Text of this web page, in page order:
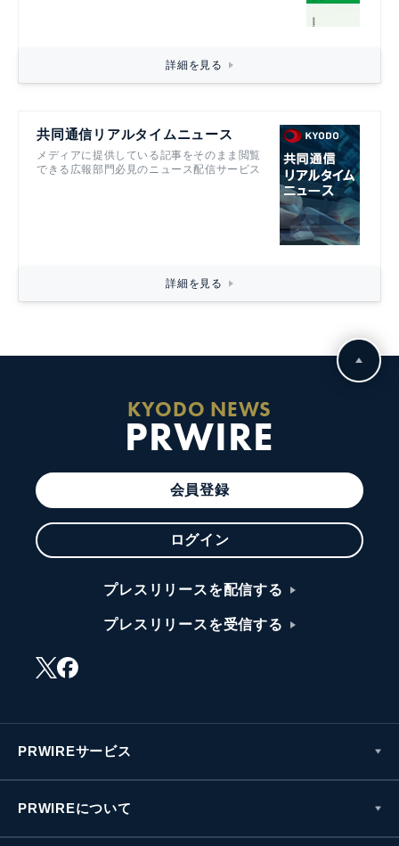
詳細を見る
共同通信リアルタイムニュース
メディアに提供している記事をそのまま閲覧
できる広報部門必見のニュース配信サービス
詳細を見る
KYODO NEWS
PRWIRE
会員登録
ログイン
プレスリリースを配信する
プレスリリースを受信する
PRWIREサービス
PRWIREについて